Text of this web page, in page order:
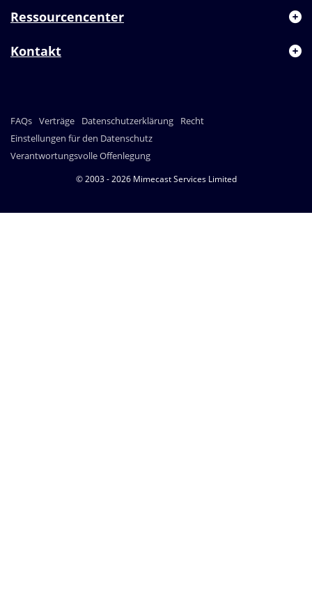
Ressourcencenter
Kontakt
FAQs Verträge Datenschutzerklärung
Recht
Einstellungen für den Datenschutz
Verantwortungsvolle Offenlegung
© 2003 - 2026 Mimecast Services Limited